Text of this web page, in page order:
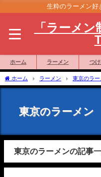
生粋のラーメン好
「ラーメ
ホーム ラーメン つ
ホーム ラーメン 東京のラー
東京のラーメン
東京のラーメンの記事